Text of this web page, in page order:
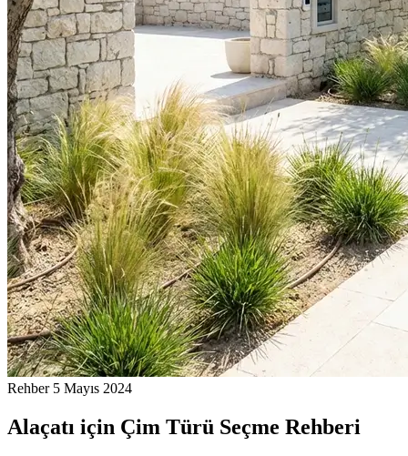
Rehber 5 Mayıs 2024
Alaçatı için Çim Türü Seçme Rehberi